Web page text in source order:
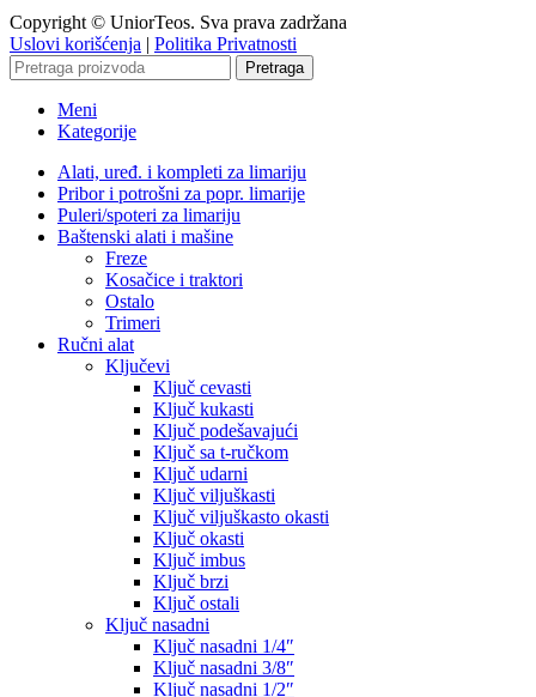
Copyright © UniorTeos. Sva prava zadržana
Uslovi korišćenja | Politika Privatnosti
Pretraga
Meni
Kategorije
Alati, uređ. i kompleti za limariju
Pribor i potrošni za popr. limarije
Puleri/spoteri za limariju
Baštenski alati i mašine
Freze
Kosačice i traktori
Ostalo
Trimeri
Ručni alat
Ključevi
Ključ cevasti
Ključ kukasti
Ključ podešavajući
Ključ sa t-ručkom
Ključ udarni
Ključ viljuškasti
Ključ viljuškasto okasti
Ključ okasti
Ključ imbus
Ključ brzi
Ključ ostali
Ključ nasadni
Ključ nasadni 1/4″
Ključ nasadni 3/8″
Ključ nasadni 1/2″